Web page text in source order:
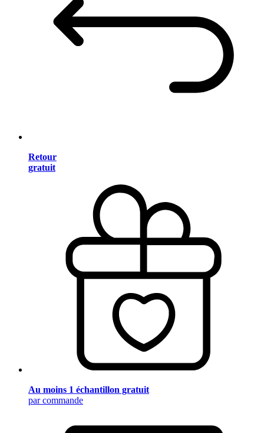
Retour
gratuit
Au moins 1 échantillon gratuit
par commande